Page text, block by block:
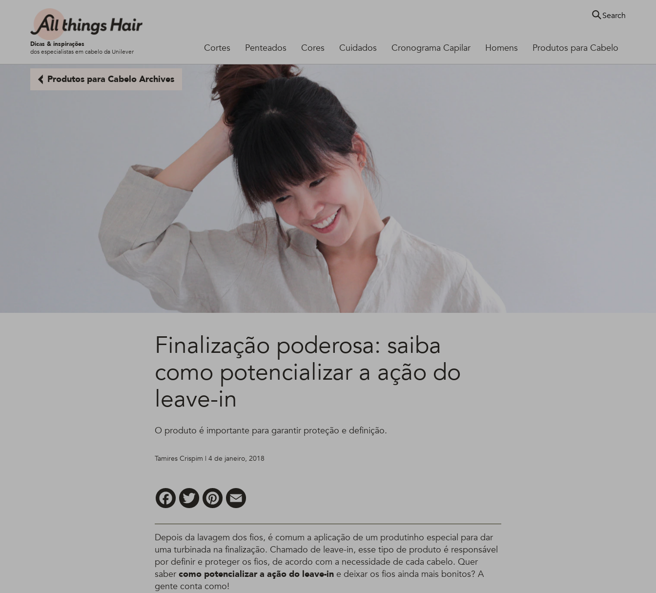
Dicas & inspirações
dos especialistas em cabelo da Unilever
Cortes Penteados Cores Cuidados Cronograma Capilar Homens Produtos para Cabelo
Search
Produtos para Cabelo Archives
Finalização poderosa: saiba
como potencializar a ação do
leave-in
O produto é importante para garantir proteção e definição.
Tamires Crispim | 4 de janeiro, 2018
FacebookTwitter Pinterest
Depois da lavagem dos fios, é comum a aplicação de um produtinho especial para dar
uma turbinada na finalização. Chamado de leave-in, esse tipo de produto é responsável
por definir e proteger os fios, de acordo com a necessidade de cada cabelo. Quer
saber como potencializar a ação do leave-in e deixar os fios ainda mais bonitos? A
gente conta como!